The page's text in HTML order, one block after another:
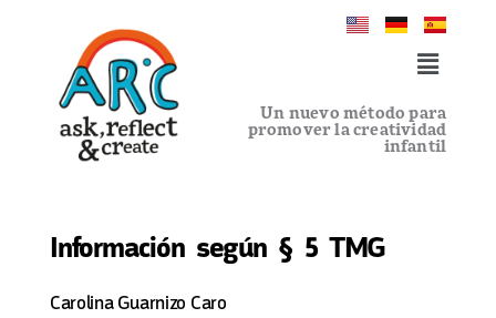
Un nuevo método para
promover la creatividad
infantil
Información según § 5 TMG
Carolina Guarnizo Caro